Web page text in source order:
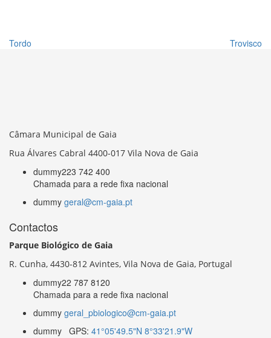
Tordo Trovisco
Câmara Municipal de Gaia
Rua Álvares Cabral 4400-017 Vila Nova de Gaia
dummy223 742 400
Chamada para a rede fixa nacional
dummy geral@cm-gaia.pt
Contactos
Parque Biológico de Gaia
R. Cunha, 4430-812 Avintes, Vila Nova de Gaia, Portugal
dummy22 787 8120
Chamada para a rede fixa nacional
dummy geral_pbiologico@cm-gaia.pt
dummy GPS: 41°05'49.5"N 8°33'21.9"W